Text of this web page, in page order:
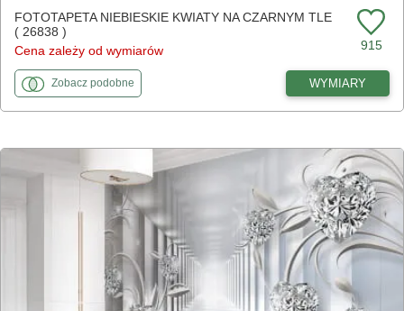
FOTOTAPETA NIEBIESKIE KWIATY NA CZARNYM TLE
( 26838 )
Cena zależy od wymiarów
915
Zobaczfototapety
podobnedo Niebieskie kwiaty na czarnym tle WYMIARY